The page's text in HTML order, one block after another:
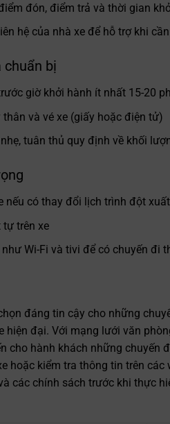
đón, điểm trả và thời gian
hệ của nhà xe để hỗ trợ khi
chuẩn bị
giờ khởi hành ít nhất 15-20
và vé xe (giấy hoặc điện tử)
tuân thủ quy định về khối
nếu có thay đổi lịch trình đột xuất
tự trên xe
Wi-Fi và tivi để có chuyến đi
đáng tin cậy cho những
hiện đại. Với mạng lưới văn
cho hành khách những chuyến
hoặc kiểm tra thông tin trên
các chính sách trước khi thực